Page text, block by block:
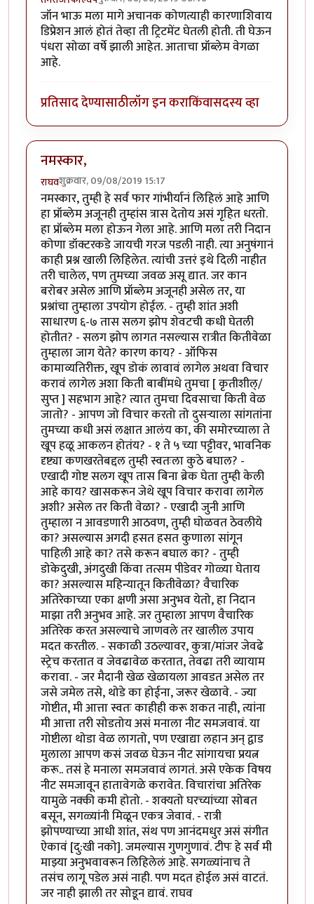
जॉन भाऊ मला मागे अचानक कोणत्याही कारणाशिवाय
डिप्रेशन आलं होतं तेव्हा ती ट्रिटमेंट घेतली होती. ती घेऊन
पंधरा सोळा वर्षे झाली आहेत. आताचा प्रॉब्लेम वेगळा
आहे.
प्रतिसाद देण्यासाठीलॉग इन कराकिंवासदस्य व्हा
नमस्कार,
राघवशुक्रवार, 09/08/2019 15:17
नमस्कार, तुम्ही हे सर्व फार गांभीर्यानं लिहिलं आहे आणि
हा प्रॉब्लेम अजूनही तुम्हांस त्रास देतोय असं गृहित धरतो.
हा प्रॉब्लेम मला होऊन गेला आहे. आणि मला तरी निदान
कोणा डॉक्टरकडे जायची गरज पडली नाही. त्या अनुषंगानं
काही प्रश्न खाली लिहिलेत. त्यांची उत्तरं इथे दिली नाहीत
तरी चालेल, पण तुमच्या जवळ असू द्यात. जर कान
बरोबर असेल आणि प्रॉब्लेम अजूनही असेल तर, या
प्रश्नांचा तुम्हाला उपयोग होईल. - तुम्ही शांत अशी
साधारण ६-७ तास सलग झोप शेवटची कधी घेतली
होतीत? - सलग झोप लागत नसल्यास रात्रीत कितीवेळा
तुम्हाला जाग येते? कारण काय? - ऑफिस
कामाव्यतिरीक्त, खूप डोकं लावावं लागेल अथवा विचार
करावं लागेल अशा किती बाबींमधे तुमचा [ कृतीशील्/
सुप्त ] सहभाग आहे? त्यात तुमचा दिवसाचा किती वेळ
जातो? - आपण जो विचार करतो तो दुसर्‍याला सांगतांना
तुमच्या कधी असं लक्षात आलंय का, की समोरच्याला ते
खूप हळू आकलन होतंय? - १ ते ५ च्या पट्टीवर, भावनिक
दृष्ट्या कणखरतेबद्दल तुम्ही स्वतःला कुठे बघाल? -
एखादी गोष्ट सलग खूप तास बिना ब्रेक घेता तुम्ही केली
आहे काय? खासकरून जेथे खूप विचार करावा लागेल
अशी? असेल तर किती वेळा? - एखादी जुनी आणि
तुम्हाला न आवडणारी आठवण, तुम्ही घोळवत ठेवलीये
का? असल्यास अगदी हसत हसत कुणाला सांगून
पाहिली आहे का? तसे करून बघाल का? - तुम्ही
डोकेदुखी, अंगदुखी किंवा तत्सम पीडेवर गोळ्या घेताय
का? असल्यास महिन्यातून कितीवेळा? वैचारिक
अतिरेकाच्या एका क्षणी असा अनुभव येतो, हा निदान
माझा तरी अनुभव आहे. जर तुम्हाला आपण वैचारिक
अतिरेक करत असल्याचे जाणवले तर खालील उपाय
मदत करतील. - सकाळी उठल्यावर, कुत्रा/मांजर जेवढे
स्ट्रेच करतात व जेवढावेळ करतात, तेवढा तरी व्यायाम
करावा. - जर मैदानी खेळ खेळायला आवडत असेल तर
जसे जमेल तसे, थोडे का होईना, जरूर खेळावे. - ज्या
गोष्टीत, मी आत्ता स्वतः काहीही करू शकत नाही, त्यांना
मी आत्ता तरी सोडतोय असं मनाला नीट समजवावं. या
गोष्टीला थोडा वेळ लागतो, पण एखाद्या लहान अन् द्वाड
मुलाला आपण कसं जवळ घेऊन नीट सांगायचा प्रयत्न
करू.. तसं हे मनाला समजवावं लागतं. असे एकेक विषय
नीट समजावून हातावेगळे करावेत. विचारांचा अतिरेक
यामुळे नक्की कमी होतो. - शक्यतो घरच्यांच्या सोबत
बसून, सगळ्यांनी मिळून एकत्र जेवावं. - रात्री
झोपण्याच्या आधी शांत, संथ पण आनंदमधुर असं संगीत
ऐकावं [दु:खी नको]. जमल्यास गुणगुणावं. टीपः हे सर्व मी
माझ्या अनुभवावरून लिहिलेलं आहे. सगळ्यांनाच ते
तसंच लागू पडेल असं नाही. पण मदत होईल असं वाटतं.
जर नाही झाली तर सोडून द्यावं. राघव